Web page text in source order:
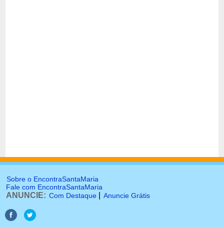
Sobre o EncontraSantaMaria
Fale com EncontraSantaMaria
ANUNCIE: Com Destaque Anuncie Grátis